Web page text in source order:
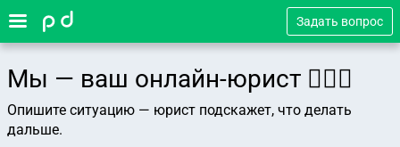
Задать вопрос
Мы — ваш онлайн-юрист 👨🏻‍⚖️
Опишите ситуацию — юрист подскажет, что делать
дальше.